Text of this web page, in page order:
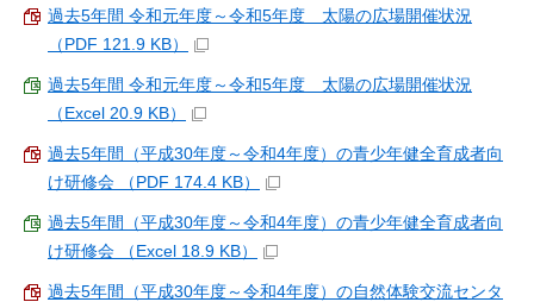
過去5年間 令和元年度～令和5年度 太陽の広場開催状況
（PDF 121.9 KB）
過去5年間 令和元年度～令和5年度 太陽の広場開催状況
（Excel 20.9 KB）
過去5年間（平成30年度～令和4年度）の青少年健全育成者向
け研修会 （PDF 174.4 KB）
過去5年間（平成30年度～令和4年度）の青少年健全育成者向
け研修会 （Excel 18.9 KB）
過去5年間（平成30年度～令和4年度）の自然体験交流センタ